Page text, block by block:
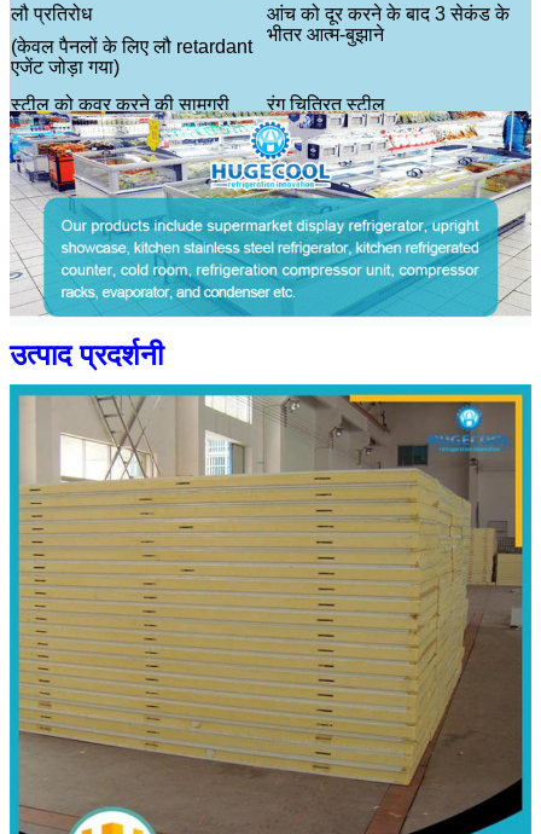
लौ प्रतिरोध
(केवल पैनलों के लिए लौ retardant
एजेंट जोड़ा गया)
आंच को दूर करने के बाद 3 सेकंड के
भीतर आत्म-बुझाने
स्टील को कवर करने की सामग्री
रंग चित्रित स्टील
स्टेनलेस स्टील
जस्ती इस्पात
उत्पाद प्रदर्शनी